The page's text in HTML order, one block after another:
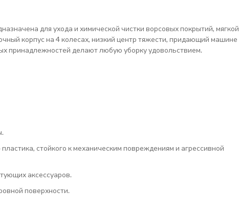
для ухода и химической чистки ворсовых покрытий, мягкой
корпус на 4 колесах, низкий центр тяжести, придающий машине
принадлежностей делают любую уборку удовольствием.
стойкого к механическим повреждениям и агрессивной
аксессуаров.
поверхности.